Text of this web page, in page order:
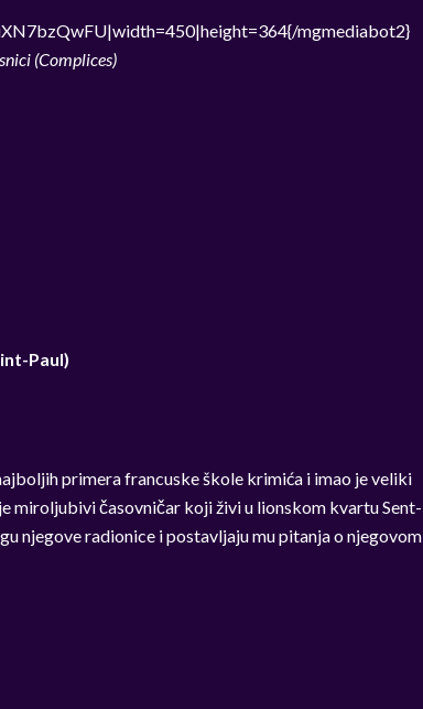
mgmediabot2}
(Complices)
Paul)
primera francuske škole krimića i imao je veliki
miroljubivi časovničar koji živi u lionskom kvartu Sent-
njegove radionice i postavljaju mu pitanja o njegovom